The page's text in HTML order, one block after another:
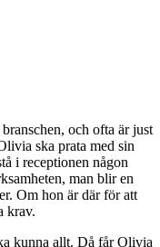
och ofta är just
ska prata med sin
i receptionen någon
man blir en
Om hon är där för att
krav.
kunna allt. Då får Olivia